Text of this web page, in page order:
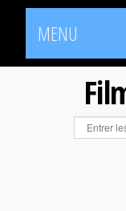
MENU